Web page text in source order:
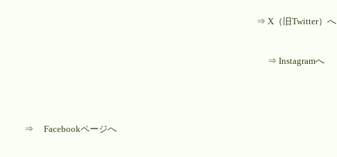
⇒ X（旧Twitter）へ
⇒ Instagramへ
⇒ Facebookページへ